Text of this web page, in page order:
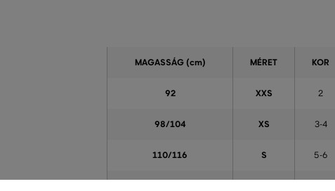
MAGASSÁG(cm) MÉRET KOR
92 XXS 2
98/104 XS 3-4
110/116 S 5-6